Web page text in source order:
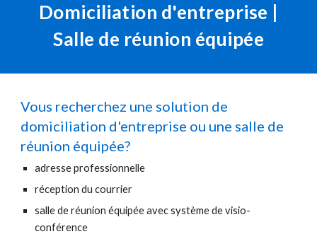
Domiciliation d'entreprise |
Salle de réunion équipée
Vous recherchez une solution de
domiciliation d'entreprise ou une salle de
réunion équipée?
adresse professionnelle
réception du courrier
salle de réunion équipée avec système de visio-
conférence